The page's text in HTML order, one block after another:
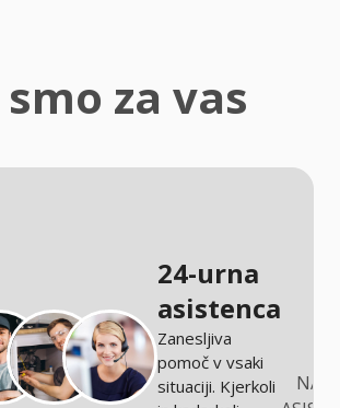
za vas
24-urna
asistenca
Zanesljiva
pomoč v vsaki
situaciji. Kjerkoli